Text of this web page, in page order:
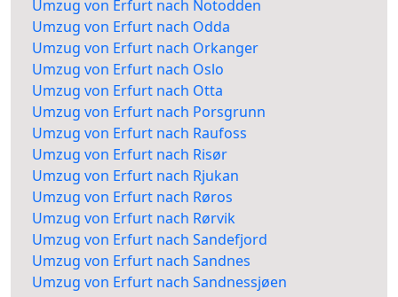
Umzug von Erfurt nach Notodden
Umzug von Erfurt nach Odda
Umzug von Erfurt nach Orkanger
Umzug von Erfurt nach Oslo
Umzug von Erfurt nach Otta
Umzug von Erfurt nach Porsgrunn
Umzug von Erfurt nach Raufoss
Umzug von Erfurt nach Risør
Umzug von Erfurt nach Rjukan
Umzug von Erfurt nach Røros
Umzug von Erfurt nach Rørvik
Umzug von Erfurt nach Sandefjord
Umzug von Erfurt nach Sandnes
Umzug von Erfurt nach Sandnessjøen